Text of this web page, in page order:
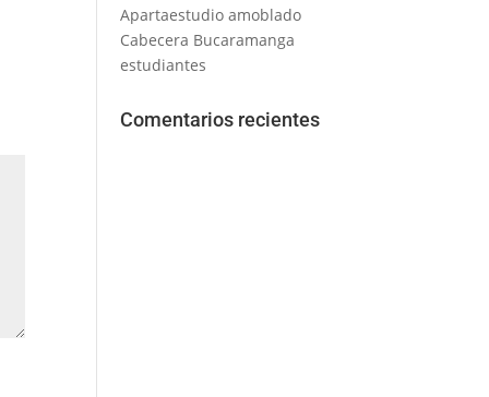
Apartaestudio amoblado
Cabecera Bucaramanga
estudiantes
Comentarios recientes